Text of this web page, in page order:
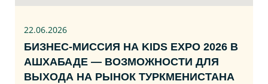
22.06.2026
БИЗНЕС‑МИССИЯ НА KIDS EXPO 2026 В
АШХАБАДЕ — ВОЗМОЖНОСТИ ДЛЯ
ВЫХОДА НА РЫНОК ТУРКМЕНИСТАНА